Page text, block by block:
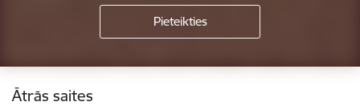
Kājene
Ātrās saites